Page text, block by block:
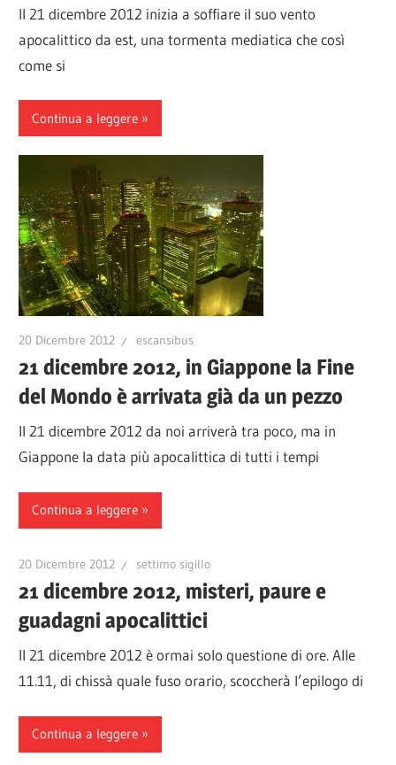
Il 21 dicembre 2012 inizia a soffiare il suo vento
apocalittico da est, una tormenta mediatica che così
come si
Continua a leggere
20 Dicembre 2012 escansibus
21 dicembre 2012, in Giappone la Fine
del Mondo è arrivata già da un pezzo
Il 21 dicembre 2012 da noi arriverà tra poco, ma in
Giappone la data più apocalittica di tutti i tempi
Continua a leggere
20 Dicembre 2012 settimo sigillo
21 dicembre 2012, misteri, paure e
guadagni apocalittici
Il 21 dicembre 2012 è ormai solo questione di ore. Alle
11.11, di chissà quale fuso orario, scoccherà l’epilogo di
Continua a leggere